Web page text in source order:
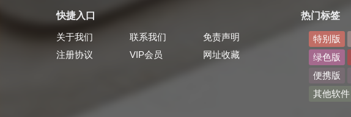
快捷入口
关于我们 联系我们
免责声明
注册协议
VIP会员 网址收藏
热门标签
特别版
绿色版
便携版
其他软件